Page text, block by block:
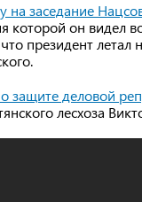
на заседание
которой он видел
президент
защите деловой
лесхоза